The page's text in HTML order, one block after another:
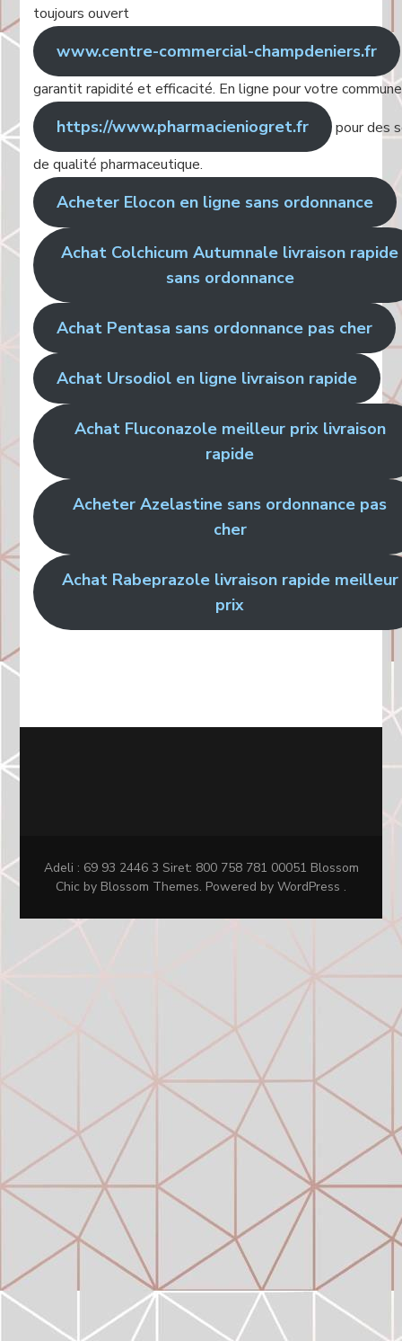
toujours ouvert
www.centre-commercial-champdeniers.fr
garantit rapidité et efficacité. En ligne pour votre commune
https://www.pharmacieniogret.fr
pour des
de qualité pharmaceutique.
Acheter Elocon en ligne sans ordonnance
Achat Colchicum Autumnale livraison rapide
sans ordonnance
Achat Pentasa sans ordonnance pas cher
Achat Ursodiol en ligne livraison rapide
Achat Fluconazole meilleur prix livraison
rapide
Acheter Azelastine sans ordonnance pas
cher
Achat Rabeprazole livraison rapide meilleur
prix
Adeli : 69 93 2446 3 Siret: 800 758 781 00051 Blossom
Chic by Blossom Themes. Powered by WordPress .